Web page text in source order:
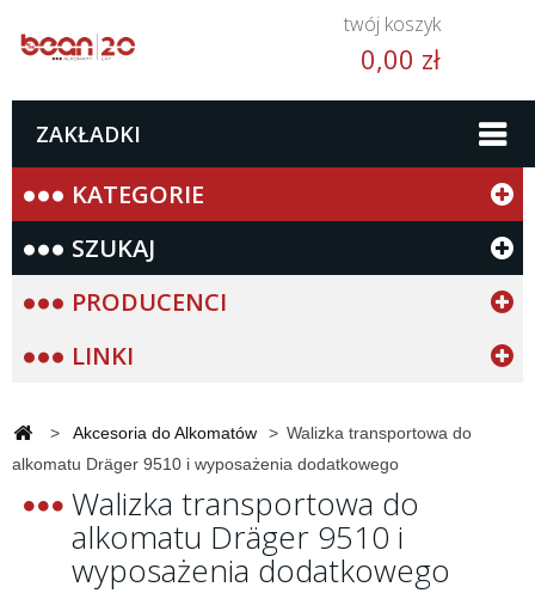
twój koszyk
0,00 zł
ZAKŁADKI
KATEGORIE
SZUKAJ
PRODUCENCI
LINKI
> Akcesoria do Alkomatów > Walizka transportowa do
alkomatu Dräger 9510 i wyposażenia dodatkowego
Walizka transportowa do
alkomatu Dräger 9510 i
wyposażenia dodatkowego